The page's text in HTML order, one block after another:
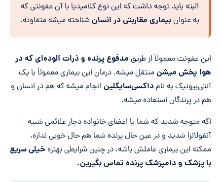
البته باید توجه داشت که این نوع کلامیدیا با آن عفونتی که
به عنوانبیماری مقاربتی در انسانشناخته میشه متفاوته.
این عفونت معمولاً از طریق مدفوع پرنده و ذرات آلوده‌ای که در
هوا پخش میشنمنتقل میشه. درمان این بیماری معمولاً با یک
آنتی‌بیوتیک به نام داکسی‌سایکلین انجام میشه که هم در انسان و
هم در پرندگان استفاده میشه.
اگه متوجه شدید که شما یا اعضای خانواده دچار علائمی شبیه
آنفولانزا شدید و در عین حال پرنده شما هم حال خوبی نداره،
ممکنه این بیماری عاملش باشه. در چنین شرایطی بهتره خیلی سریع
با پزشک و دامپزشک پرنده تماس بگیرین.